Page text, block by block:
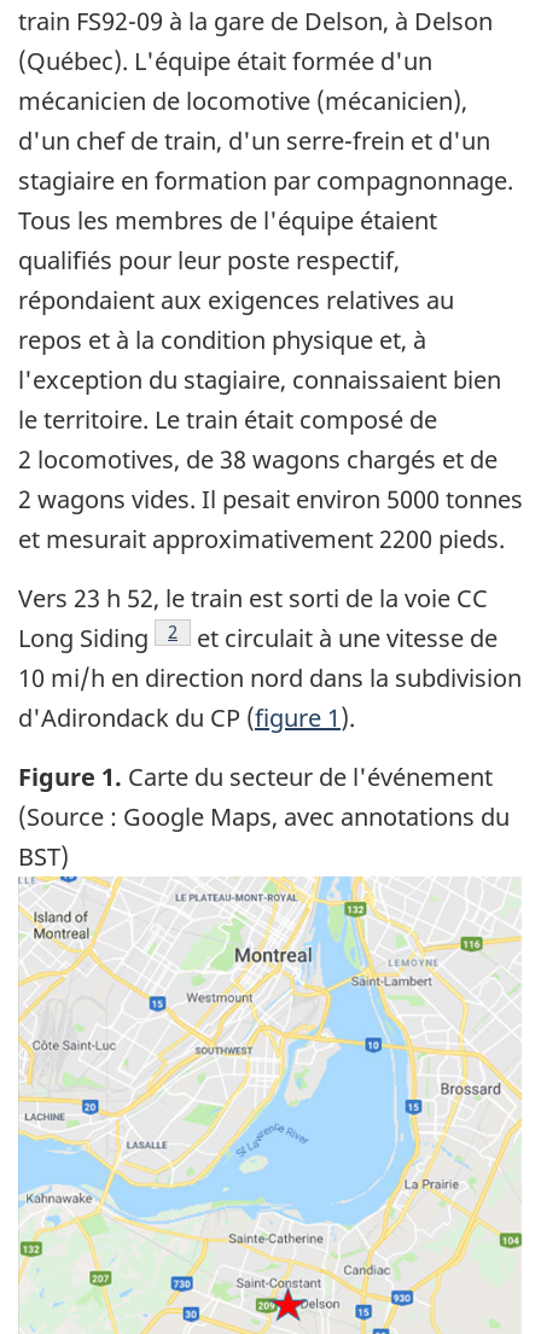
train FS92-09 à la gare de Delson, à Delson
(Québec). L'équipe était formée d'un
mécanicien de locomotive (mécanicien),
d'un chef de train, d'un serre-frein et d'un
stagiaire en formation par compagnonnage.
Tous les membres de l'équipe étaient
qualifiés pour leur poste respectif,
répondaient aux exigences relatives au
repos et à la condition physique et, à
l'exception du stagiaire, connaissaient bien
le territoire. Le train était composé de
2 locomotives, de 38 wagons chargés et de
2 wagons vides. Il pesait environ 5000 tonnes
et mesurait approximativement 2200 pieds.
Vers 23 h 52, le train est sorti de la voie CC
Long Siding
Note de bas de page
2
et circulait à une vitesse de
10 mi/h en direction nord dans la subdivision
d'Adirondack du CP (figure 1).
Figure 1. Carte du secteur de l'événement
(Source : Google Maps, avec annotations du
BST)
Image